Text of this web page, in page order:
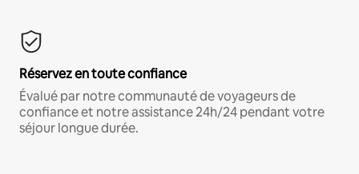
Réservez en toute confiance
Évalué par notre communauté de voyageurs de
confiance et notre assistance 24h/24 pendant votre
séjour longue durée.